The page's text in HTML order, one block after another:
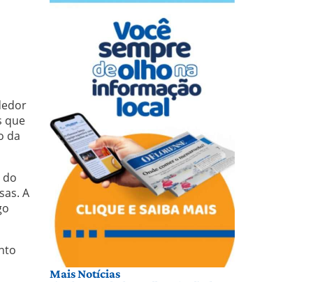
que
da
do
A
Mais Notícias